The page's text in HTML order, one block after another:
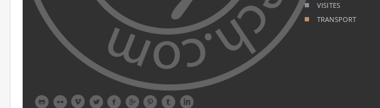
        
VISITES
TRANSPORT